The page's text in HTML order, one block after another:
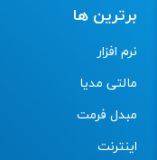
برترین ها
نرم افزار
مالتی مدیا
مبدل فرمت
اینترنت